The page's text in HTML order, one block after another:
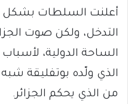
أعلنت السلطات بشكل
التدخل، ولكن صوت
الساحة الدولية،
الذي ولّده بوتفليقة
من الذي يحكم الجزائر.